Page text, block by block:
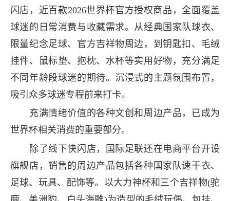
闪店，近百款2026世界杯官方授权商品，全面覆盖
球迷的日常消费与收藏需求。从经典国家队球衣、
限量纪念足球、官方吉祥物周边，到钥匙扣、毛绒
挂件、鼠标垫、抱枕、水杯等实用好物，充分满足
不同年龄段球迷的期待。沉浸式的主题氛围布置，
吸引众多球迷专程前来打卡。
充满情绪价值的各种文创和周边产品，已成为
世界杯相关消费的重要部分。
除了线下快闪店，国际足联还在电商平台开设
旗舰店，销售的周边产品包括各种国家队速干衣、
足球、玩具、配饰等。以大力神杯和三个吉祥物(驼